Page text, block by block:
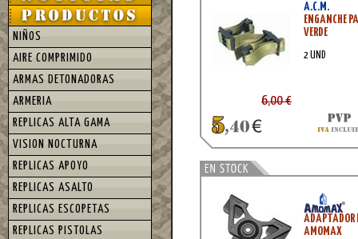
A.C.M.
ENGANCHE
VERDE
2 UND
6,00 €
ADAPTADOR
AMOMAX
NIÑOS
AIRE COMPRIMIDO
ARMAS DETONADORAS
ARMERIA
REPLICAS ALTA GAMA
VISION NOCTURNA
REPLICAS APOYO
REPLICAS ASALTO
REPLICAS ESCOPETAS
REPLICAS PISTOLAS